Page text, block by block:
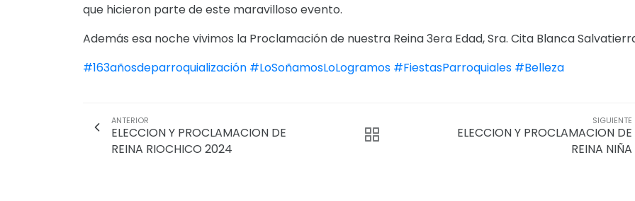
que hicieron parte de este maravilloso evento.
Además esa noche vivimos la Proclamación de nuestra Reina 3era Edad, Sra. Cita Blanca
#163añosdeparroquialización #LoSoñamosLoLogramos #FiestasParroquiales #Belleza
ANTERIOR
ELECCION Y PROCLAMACION DE
REINA RIOCHICO 2024
SIGUIENTE
ELECCION Y PROCLAMACION DE
REINA NIÑA